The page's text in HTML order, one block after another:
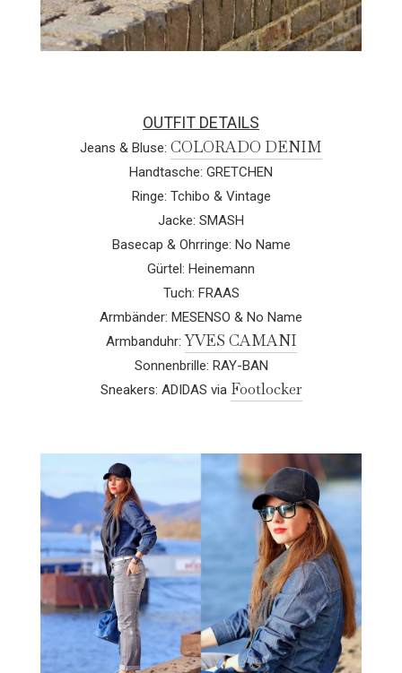
OUTFIT DETAILS
Jeans & Bluse: COLORADO DENIM
Handtasche: GRETCHEN
Ringe: Tchibo & Vintage
Jacke: SMASH
Basecap & Ohrringe: No Name
Gürtel: Heinemann
Tuch: FRAAS
Armbänder: MESENSO & No Name
Armbanduhr: YVES CAMANI
Sonnenbrille: RAY-BAN
Sneakers: ADIDAS via Footlocker